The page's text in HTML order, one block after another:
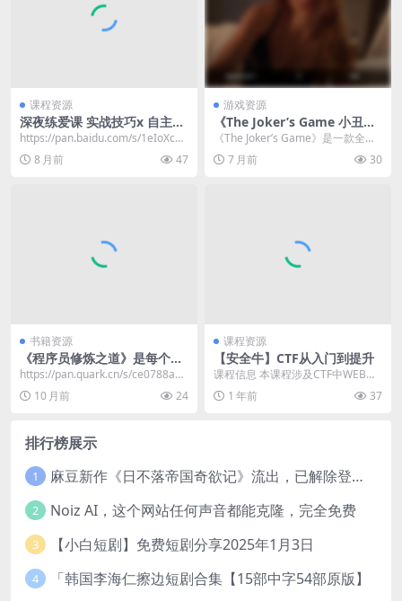
课程资源
深夜练爱课 实战技巧x 自主训
练 x 身体探索
​https://pan.baidu.com/s/1eIoXc2b
RAAxiNf...
8 月前 47
游戏资源
《The Joker’s Game 小丑游
戏》Build.21305304 真人互
动影游 中文版
《The Joker’s Game》是一款全动
态影像的大逃杀犯罪悬疑...
7 月前 30
书籍资源
《程序员修炼之道》是每个开
发者都该读一遍的书
https://pan.quark.cn/s/ce0788aa6
036​
10 月前 24
课程资源
【安全牛】CTF从入门到提升
课程信息 本课程涉及CTF中WEB、
MISC、Crypto三个方向。从各种漏
洞原...1 年前 37
排行榜展示
1 麻豆新作《日不落帝国奇欲记》流出，已解除登录验证！
2 Noiz AI，这个网站任何声音都能克隆，完全免费
3 【小白短剧】免费短剧分享2025年1月3日
4 「韩国李海仁擦边短剧合集【15部中字54部原版】